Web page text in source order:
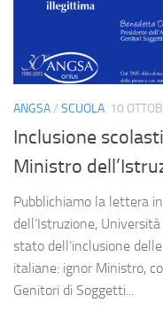
ANGSA/ SCUOLA 10
Inclusione
Ministro
Pubblichiamo la lettera
dell’Istruzione,
stato dell’inclusione
italiane: ignor Ministro,
Genitori di Soggetti...